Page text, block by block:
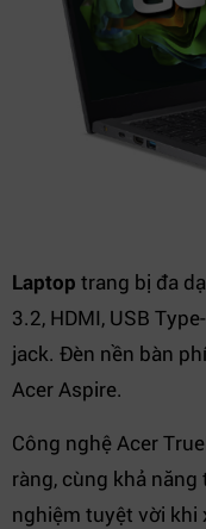
Laptop trang bị đa
3.2, HDMI, USB
jack. Đèn nền bàn
Acer Aspire.
Công nghệ Acer
ràng, cùng khả
nghiệm tuyệt vời khi